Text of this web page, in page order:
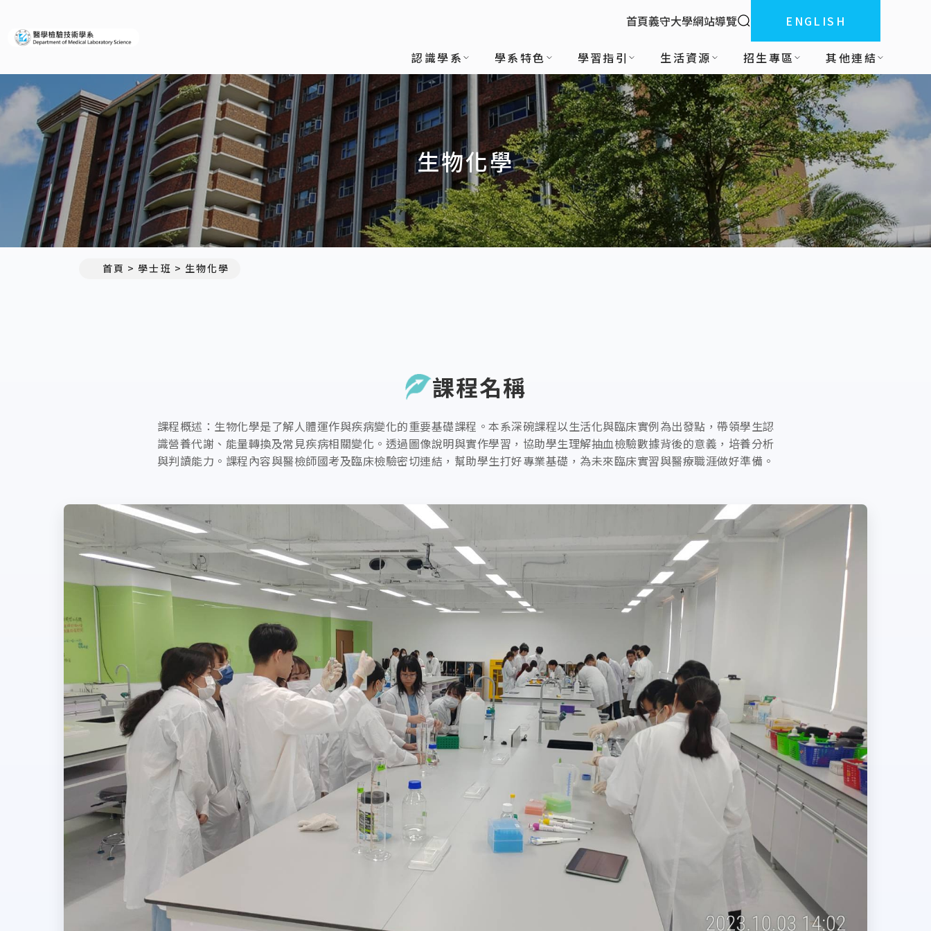
:::
首頁義守大學網站導覽 全站搜索ENGLISH
認識學系 學系特色 學習指引 生活資源 招生專區 其他連結
生物化學
首頁 學士班 生物化學
課程名稱
課程概述：生物化學是了解人體運作與疾病變化的重要基礎課程。本系深碗課程以生活化與臨床實例為出發點，帶領學生認
識營養代謝、能量轉換及常見疾病相關變化。透過圖像說明與實作學習，協助學生理解抽血檢驗數據背後的意義，培養分析
與判讀能力。課程內容與醫檢師國考及臨床檢驗密切連結，幫助學生打好專業基礎，為未來臨床實習與醫療職涯做好準備。